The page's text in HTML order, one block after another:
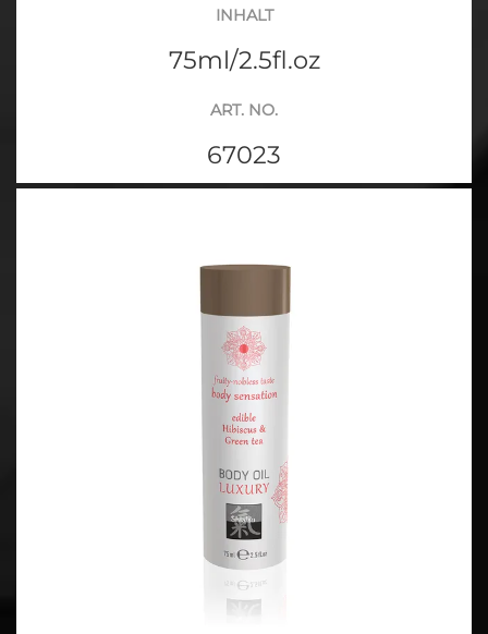
INHALT
75ml/2.5fl.oz
ART. NO.
67023